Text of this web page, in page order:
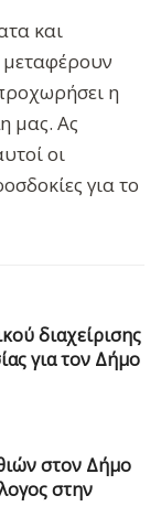
και
μεταφέρουν
η
μας. Ας
οι
για το
διαχείρισης
για τον Δήμο
στον Δήμο
στην